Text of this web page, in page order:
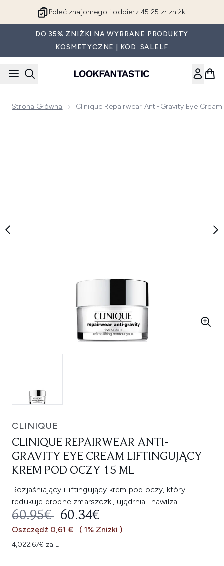
Poleć znajomego i odbierz 45.25 zł zniżki
DO 35% ZNIŻKI NA WYBRANE PRODUKTY
KOSMETYCZNE | KOD: SALELF
Strona Główna Clinique Repairwear Anti-Gravity Eye
CLINIQUE
CLINIQUE REPAIRWEAR ANTI-
GRAVITY EYE CREAM LIFTINGUJĄCY
KREM POD OCZY 15 ML
Rozjaśniający i liftingujący krem pod oczy, który
redukuje drobne zmarszczki, ujędrnia i nawilża.
SUGEROWANA CENA
60.95€ AKTUALNA CENA:
60.34€
Oszczędź 0,61 € ( 1% Zniżki )
4,022.67€ za L